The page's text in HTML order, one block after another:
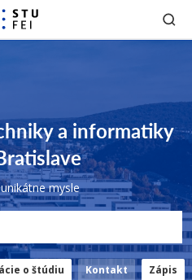
a informatiky
mysle
o štúdiu Kontakt Zápis